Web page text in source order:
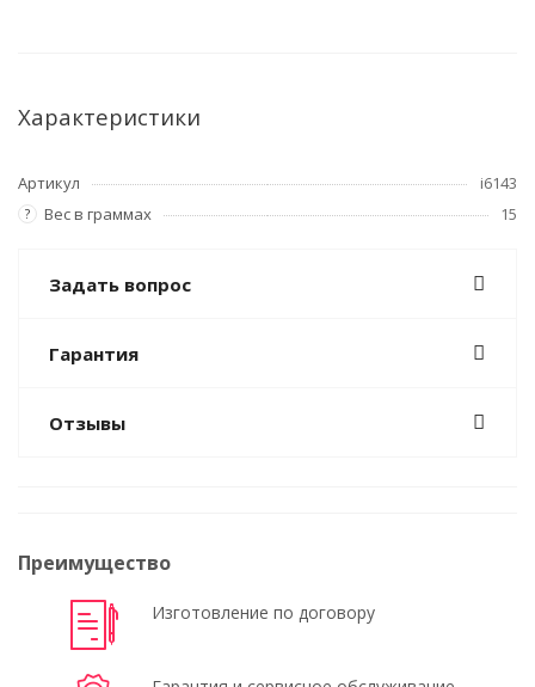
Характеристики
Артикул i6143
? Вес в граммах 15
Задать вопрос
Гарантия
Отзывы
Преимущество
Изготовление по договору